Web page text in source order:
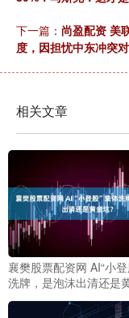
下一篇： 尚盈配资 美
度，因担忧中东冲突
相关文章
襄樊股票配资网 AI“小
洗牌，是泡沫出清还是